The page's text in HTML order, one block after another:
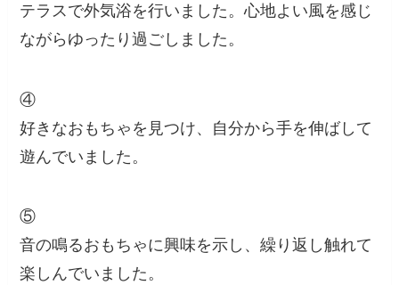
テラスで外気浴を行いました。心地よい風を感じ
ながらゆったり過ごしました。
④
好きなおもちゃを見つけ、自分から手を伸ばして
遊んでいました。
⑤
音の鳴るおもちゃに興味を示し、繰り返し触れて
楽しんでいました。